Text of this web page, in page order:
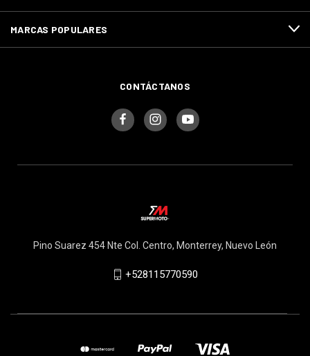
MARCAS POPULARES
CONTÁCTANOS
Pino Suarez 454 Nte Col. Centro, Monterrey, Nuevo León
+528115770590